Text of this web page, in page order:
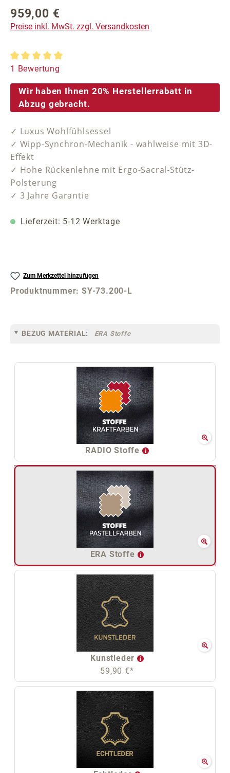
Regulärer Preis:
959,00 €
Preise inkl. MwSt. zzgl. Versandkosten
Durchschnittliche Bewertung von 5 von 5 Sternen
1 Bewertung
Wir haben Ihnen 20% Herstellerrabatt in
Abzug gebracht.
✓ Luxus Wohlfühlsessel
✓ Wipp-Synchron-Mechanik - wahlweise mit 3D-
Effekt
✓ Hohe Rückenlehne mit Ergo-Sacral-Stütz-
Polsterung
✓ 3 Jahre Garantie
Lieferzeit: 5-12 Werktage
Zum Merkzettel hinzufügen
Produktnummer:SY-73.200-L
BEZUG MATERIAL: ERA Stoffe
RADIO Stoffe
ERA Stoffe
Kunstleder
59,90 €*